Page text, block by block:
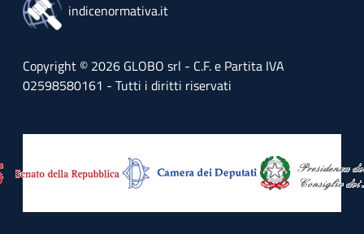
indicenormativa.it
Copyright © 2026 GLOBO srl - C.F. e Partita IVA
02598580161 - Tutti i diritti riservati